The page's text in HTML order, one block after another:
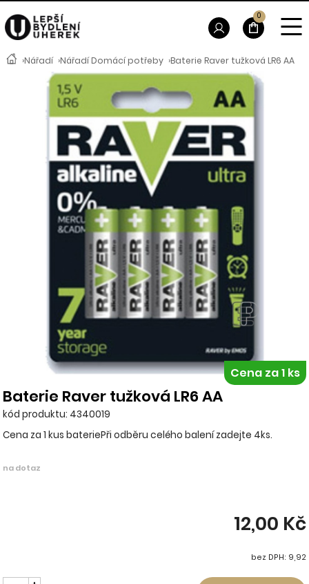
›Nářadí ›Nářadí Domácí potřeby ›Baterie Raver tužková LR6 AA
Baterie Raver tužková LR6 AA
kód produktu: 4340019
Cena za 1 kus bateriePři odběru celého balení zadejte 4ks.
na dotaz
Cena za 1 ks
12,00 Kč
bez DPH: 9,92
0